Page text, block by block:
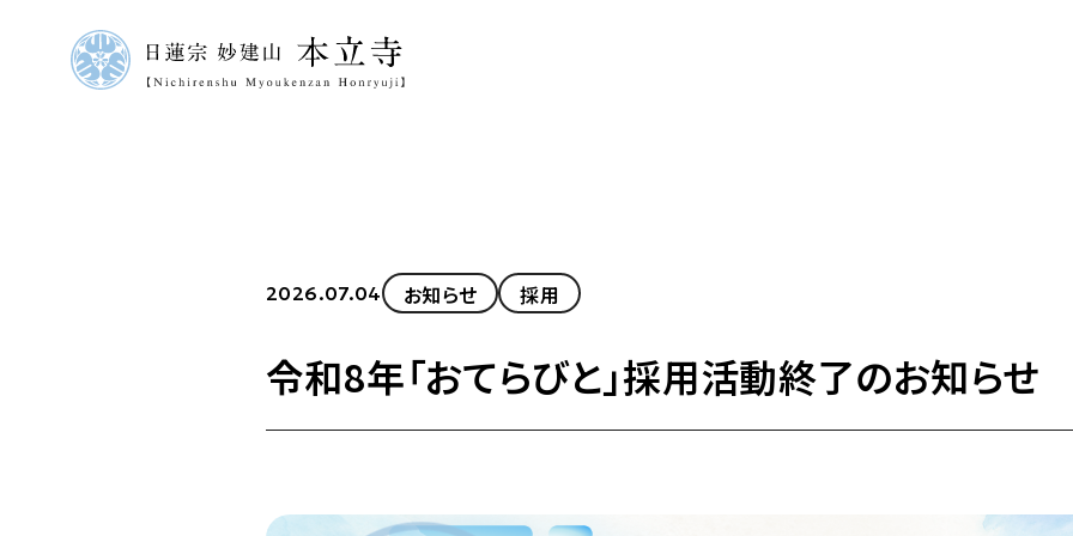
2026.07.04 お知らせ 採用
令和8年「おてらびと」採用活動終了のお知らせ